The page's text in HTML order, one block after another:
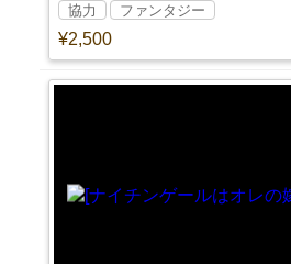
¥2,500
協力 ファンタジー